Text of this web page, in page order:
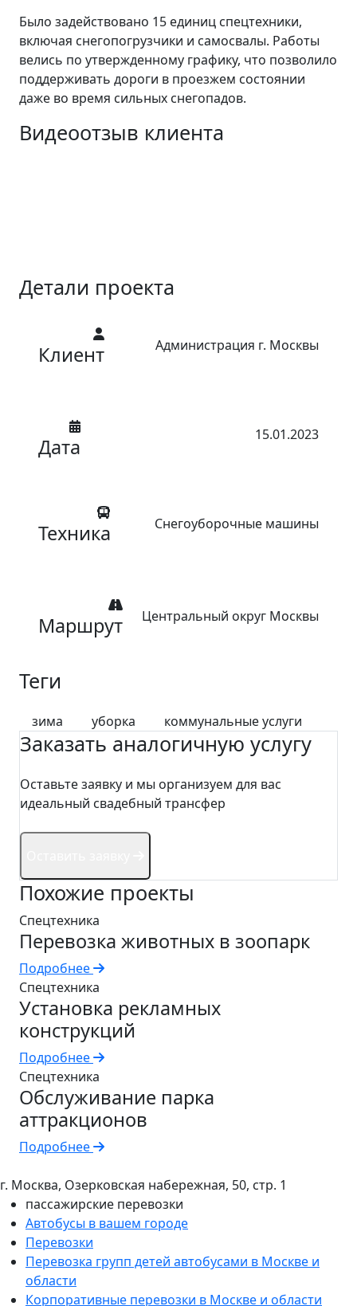
Было задействовано 15 единиц спецтехники,
включая снегопогрузчики и самосвалы. Работы
велись по утвержденному графику, что позволило
поддерживать дороги в проезжем состоянии
даже во время сильных снегопадов.
Видеоотзыв клиента
Детали проекта
Клиент Администрация г. Москвы
Дата 15.01.2023
Техника Снегоуборочные машины
Маршрут Центральный округ Москвы
Теги
зима уборка коммунальные услуги
Заказать аналогичную услугу
Оставьте заявку и мы организуем для вас
идеальный свадебный трансфер
Похожие проекты
Спецтехника
Перевозка животных в зоопарк
Подробнее
Спецтехника
Установка рекламных
конструкций
Подробнее
Спецтехника
Обслуживание парка
аттракционов
Подробнее
г. Москва, Озерковская набережная, 50, стр. 1
пассажирские перевозки
Автобусы в вашем городе
Перевозки
Перевозка групп детей автобусами в Москве и
области
Корпоративные перевозки в Москве и области